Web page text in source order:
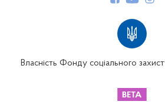
Власність Фонду соціального